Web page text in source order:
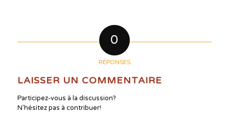
0
RÉPONSES
LAISSER UN COMMENTAIRE
Participez-vous à la discussion?
N'hésitez pas à contribuer!